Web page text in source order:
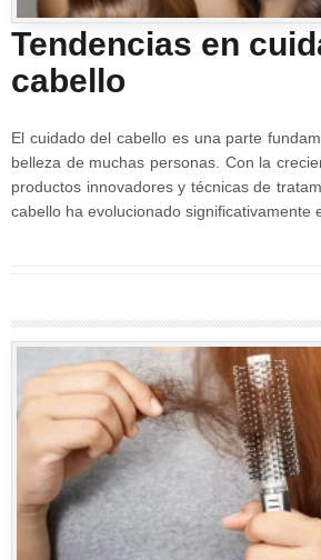
Tendencias en
cabello
El cuidado del cabello es una parte
belleza de muchas personas. Con la
productos innovadores y técnicas de
cabello ha evolucionado significativamente